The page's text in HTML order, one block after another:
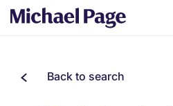
Back to search